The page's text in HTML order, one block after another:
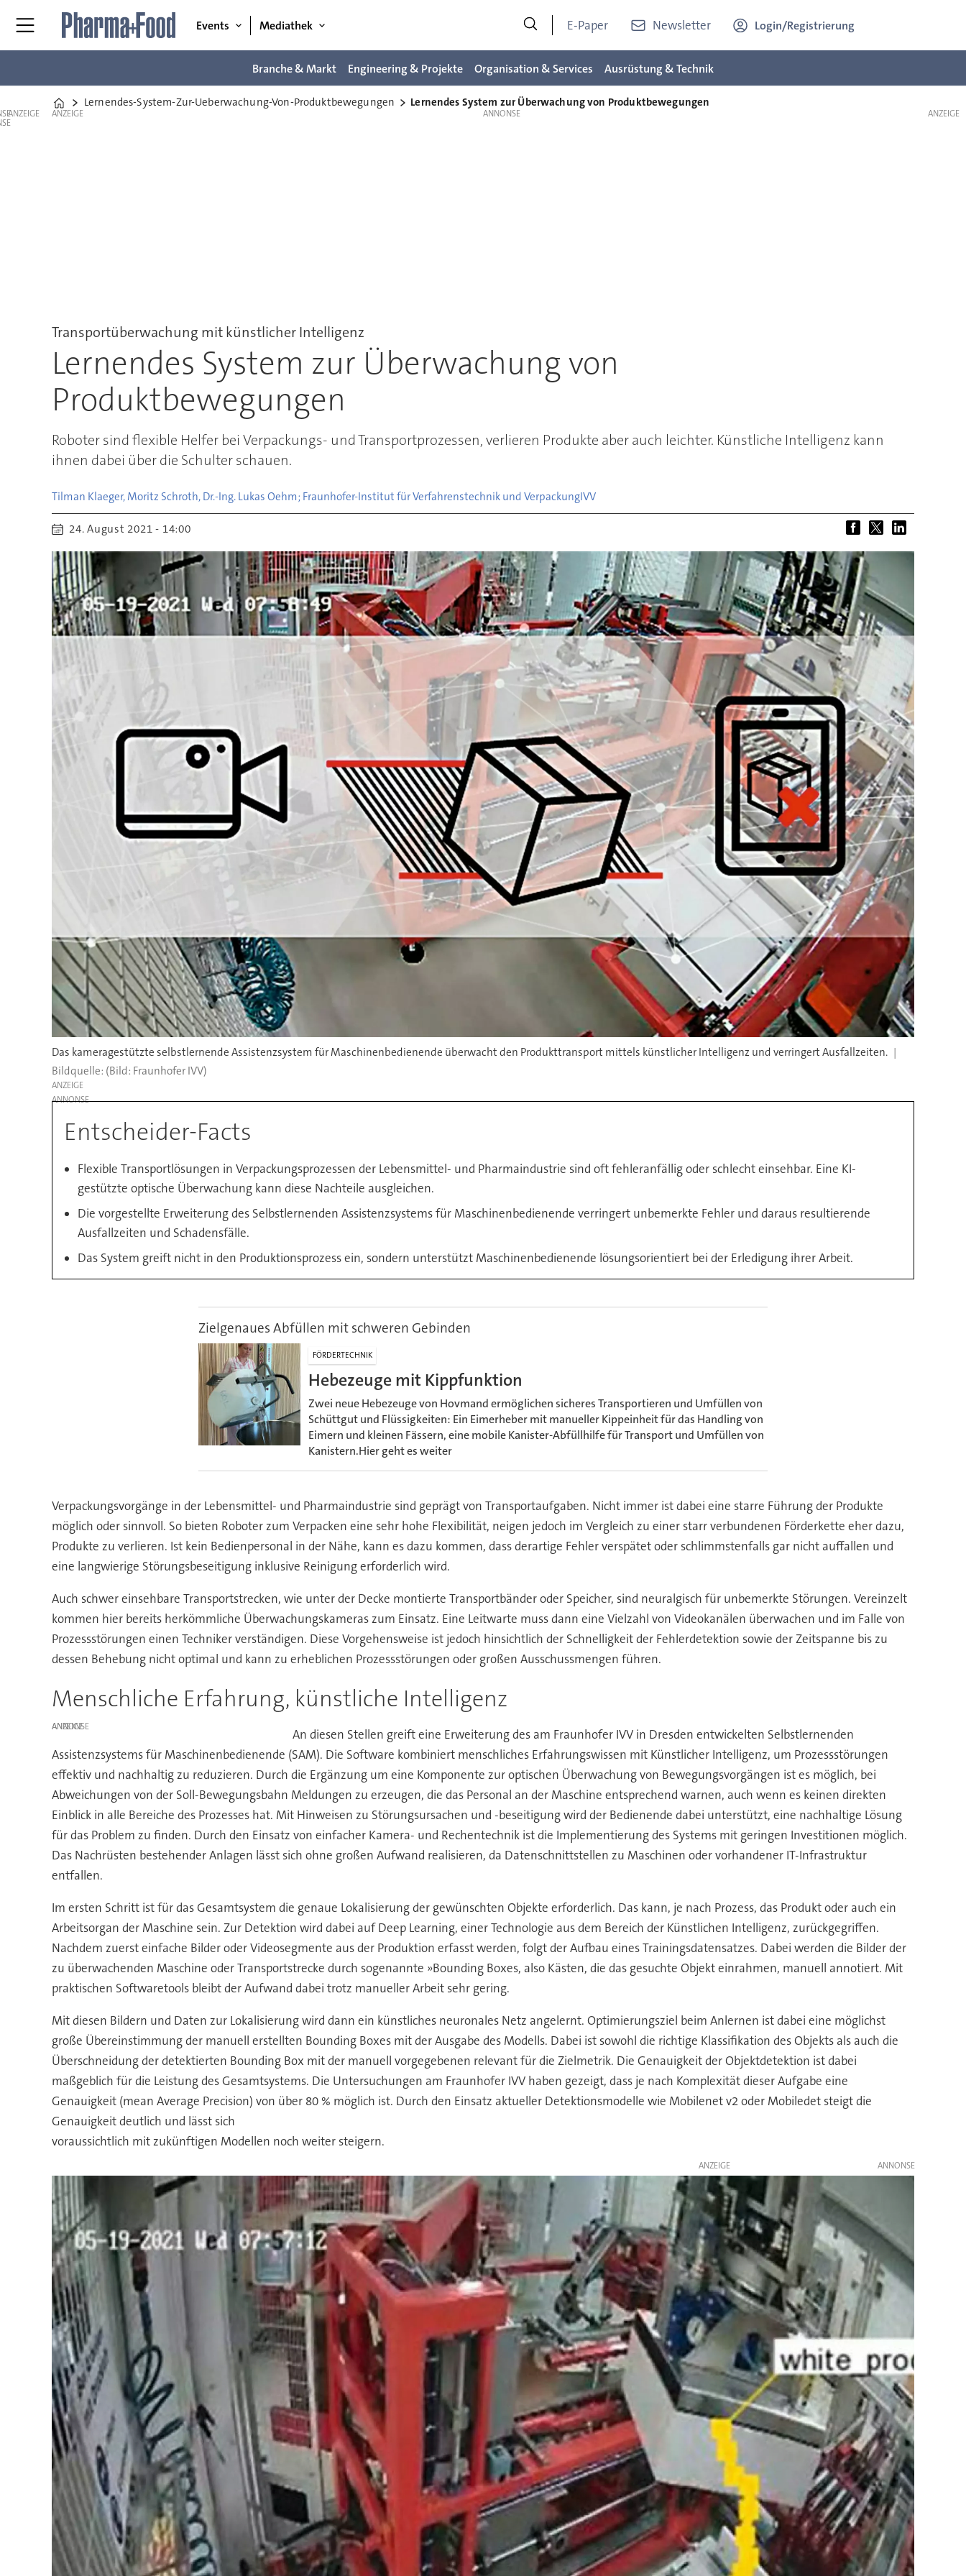
Events Mediathek E-Paper Newsletter Login/Registrierung
Branche & Markt Engineering & Projekte Organisation & Services Ausrüstung & Technik
Home
Lernendes-System-Zur-Ueberwachung-Von-Produktbewegungen Lernendes System zur Überwachung von Produktbewegungen
ANZEIGE ANZEIGE
Transportüberwachung mit künstlicher Intelligenz
Lernendes System zur Überwachung von
Produktbewegungen
Roboter sind flexible Helfer bei Verpackungs- und Transportprozessen, verlieren Produkte aber auch leichter. Künstliche Intelligenz kann
ihnen dabei über die Schulter schauen.
Tilman Klaeger, Moritz Schroth, Dr.-Ing. Lukas Oehm; Fraunhofer-Institut für Verfahrenstechnik und VerpackungIVV
24. August 2021 - 14:00
Das kameragestützte selbstlernende Assistenzsystem für Maschinenbedienende überwacht den Produkttransport mittels künstlicher Intelligenz und verringert Ausfallzeiten.
(Bild: Fraunhofer IVV)
ANZEIGE
Entscheider-Facts
Flexible Transportlösungen in Verpackungsprozessen der Lebensmittel- und Pharmaindustrie sind oft fehleranfällig oder schlecht einsehbar. Eine KI-
gestützte optische Überwachung kann diese Nachteile ausgleichen.
Die vorgestellte Erweiterung des Selbstlernenden Assistenzsystems für Maschinenbedienende verringert unbemerkte Fehler und daraus resultierende
Ausfallzeiten und Schadensfälle.
Das System greift nicht in den Produktionsprozess ein, sondern unterstützt Maschinenbedienende lösungsorientiert bei der Erledigung ihrer Arbeit.
Zielgenaues Abfüllen mit schweren Gebinden
FÖRDERTECHNIK
Hebezeuge mit Kippfunktion
Zwei neue Hebezeuge von Hovmand ermöglichen sicheres Transportieren und Umfüllen von
Schüttgut und Flüssigkeiten: Ein Eimerheber mit manueller Kippeinheit für das Handling von
Eimern und kleinen Fässern, eine mobile Kanister-Abfüllhilfe für Transport und Umfüllen von
Kanistern.Hier geht es weiter
Verpackungsvorgänge in der Lebensmittel- und Pharmaindustrie sind geprägt von Transportaufgaben. Nicht immer ist dabei eine starre Führung der Produkte
möglich oder sinnvoll. So bieten Roboter zum Verpacken eine sehr hohe Flexibilität, neigen jedoch im Vergleich zu einer starr verbundenen Förderkette eher dazu,
Produkte zu verlieren. Ist kein Bedienpersonal in der Nähe, kann es dazu kommen, dass derartige Fehler verspätet oder schlimmstenfalls gar nicht auffallen und
eine langwierige Störungsbeseitigung inklusive Reinigung erforderlich wird.
Auch schwer einsehbare Transportstrecken, wie unter der Decke montierte Transportbänder oder Speicher, sind neuralgisch für unbemerkte Störungen. Vereinzelt
kommen hier bereits herkömmliche Überwachungskameras zum Einsatz. Eine Leitwarte muss dann eine Vielzahl von Videokanälen überwachen und im Falle von
Prozessstörungen einen Techniker verständigen. Diese Vorgehensweise ist jedoch hinsichtlich der Schnelligkeit der Fehlerdetektion sowie der Zeitspanne bis zu
dessen Behebung nicht optimal und kann zu erheblichen Prozessstörungen oder großen Ausschussmengen führen.
Menschliche Erfahrung, künstliche Intelligenz
ANZEIGE
An diesen Stellen greift eine Erweiterung des am Fraunhofer IVV in Dresden entwickelten Selbstlernenden
Assistenzsystems für Maschinenbedienende (SAM). Die Software kombiniert menschliches Erfahrungswissen mit Künstlicher Intelligenz, um Prozessstörungen
effektiv und nachhaltig zu reduzieren. Durch die Ergänzung um eine Komponente zur optischen Überwachung von Bewegungsvorgängen ist es möglich, bei
Abweichungen von der Soll-Bewegungsbahn Meldungen zu erzeugen, die das Personal an der Maschine entsprechend warnen, auch wenn es keinen direkten
Einblick in alle Bereiche des Prozesses hat. Mit Hinweisen zu Störungsursachen und -beseitigung wird der Bedienende dabei unterstützt, eine nachhaltige Lösung
für das Problem zu finden. Durch den Einsatz von einfacher Kamera- und Rechentechnik ist die Implementierung des Systems mit geringen Investitionen möglich.
Das Nachrüsten bestehender Anlagen lässt sich ohne großen Aufwand realisieren, da Datenschnittstellen zu Maschinen oder vorhandener IT-Infrastruktur
entfallen.
Im ersten Schritt ist für das Gesamtsystem die genaue Lokalisierung der gewünschten Objekte erforderlich. Das kann, je nach Prozess, das Produkt oder auch ein
Arbeitsorgan der Maschine sein. Zur Detektion wird dabei auf Deep Learning, einer Technologie aus dem Bereich der Künstlichen Intelligenz, zurückgegriffen.
Nachdem zuerst einfache Bilder oder Videosegmente aus der Produktion erfasst werden, folgt der Aufbau eines Trainingsdatensatzes. Dabei werden die Bilder der
zu überwachenden Maschine oder Transportstrecke durch sogenannte »Bounding Boxes, also Kästen, die das gesuchte Objekt einrahmen, manuell annotiert. Mit
praktischen Softwaretools bleibt der Aufwand dabei trotz manueller Arbeit sehr gering.
Mit diesen Bildern und Daten zur Lokalisierung wird dann ein künstliches neuronales Netz angelernt. Optimierungsziel beim Anlernen ist dabei eine möglichst
große Übereinstimmung der manuell erstellten Bounding Boxes mit der Ausgabe des Modells. Dabei ist sowohl die richtige Klassifikation des Objekts als auch die
Überschneidung der detektierten Bounding Box mit der manuell vorgegebenen relevant für die Zielmetrik. Die Genauigkeit der Objektdetektion ist dabei
maßgeblich für die Leistung des Gesamtsystems. Die Untersuchungen am Fraunhofer IVV haben gezeigt, dass je nach Komplexität dieser Aufgabe eine
Genauigkeit (mean Average Precision) von über 80 % möglich ist. Durch den Einsatz aktueller Detektionsmodelle wie Mobilenet v2 oder Mobiledet steigt die
Genauigkeit deutlich und lässt sich
voraussichtlich mit zukünftigen Modellen noch weiter steigern.
ANZEIGE
ANZEIGE